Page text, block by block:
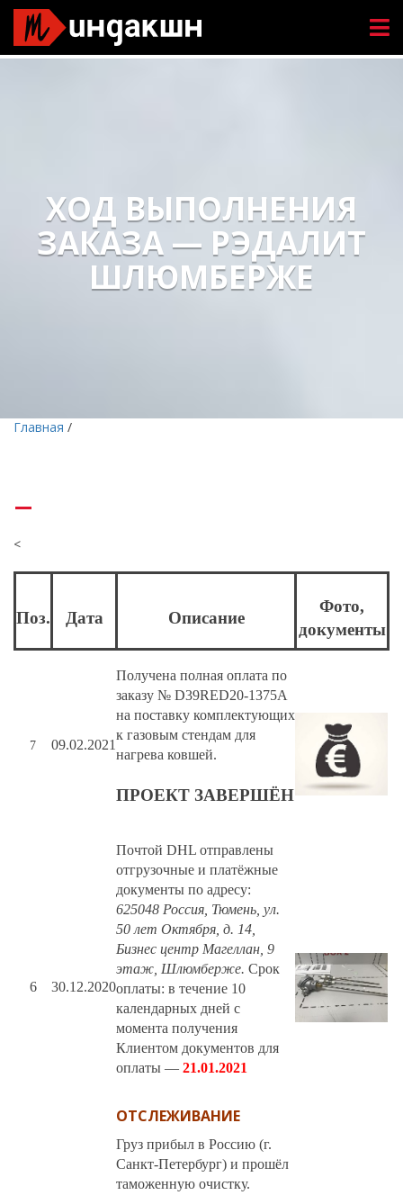
ХОД ВЫПОЛНЕНИЯ
ЗАКАЗА — РЭДАЛИТ
ШЛЮМБЕРЖЕ
Главная /
<
Поз. Дата Описание
Фото,
документы
7 09.02.2021
Получена полная оплата по
заказу № D39RED20-1375A
на поставку комплектующих
к газовым стендам для
нагрева ковшей.
ПРОЕКТ ЗАВЕРШЁН
6 30.12.2020
Почтой DHL отправлены
отгрузочные и платёжные
документы по адресу:
625048 Россия, Тюмень, ул.
50 лет Октября, д. 14,
Бизнес центр Магеллан, 9
этаж, Шлюмберже. Срок
оплаты: в течение 10
календарных дней c
момента получения
Клиентом документов для
оплаты — 21.01.2021
ОТСЛЕЖИВАНИЕ
Груз прибыл в Россию (г.
Санкт-Петербург) и прошёл
таможенную очистку.